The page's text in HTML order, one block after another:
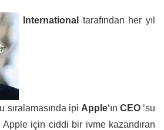
International tarafından her yıl
sıralamasında ipi Apple‘ın CEO‘su
için ciddi bir ivme kazandıran